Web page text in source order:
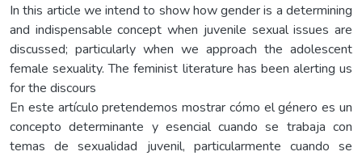
In this article we intend to show how gender is a determining
and indispensable concept when juvenile sexual issues are
discussed; particularly when we approach the adolescent
female sexuality. The feminist literature has been alerting us
for the discours
En este artículo pretendemos mostrar cómo el género es un
concepto determinante y esencial cuando se trabaja con
temas de sexualidad juvenil, particularmente cuando se